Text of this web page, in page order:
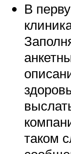
В
таком